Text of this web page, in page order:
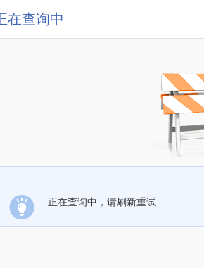
在查询中
正在查询中，请刷新重试